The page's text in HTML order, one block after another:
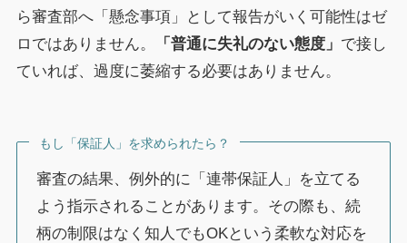
ら審査部へ「懸念事項」として報告がいく可能性はゼ
ロではありません。
「普通に失礼のない態度」 で接し
ていれば、過度に萎縮する必要はありません。
もし「保証人」を求められたら？
審査の結果、例外的に「連帯保証人」を立てる
よう指示されることがあります。その際も、続
柄の制限はなく知人でもOKという柔軟な対応を